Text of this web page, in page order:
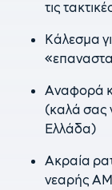
τις
Κάλεσμα
Αναφορά
(καλά σας
Ελλάδα)
Ακραία
νεαρής